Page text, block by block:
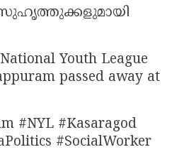
Youth League
passed away at
#NYL #Kasaragod
#SocialWorker